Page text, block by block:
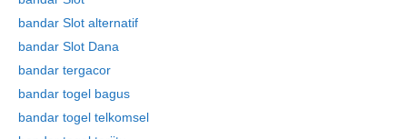
bandar Slot alternatif
bandar Slot Dana
bandar tergacor
bandar togel bagus
bandar togel telkomsel